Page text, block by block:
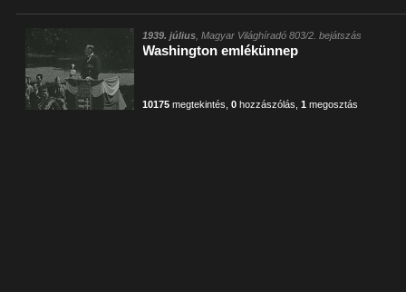
1939. július , Magyar Világhíradó 803/2. bejátszás
Washington emlékünnep
10175 megtekintés ,0 hozzászólás ,1 megosztás